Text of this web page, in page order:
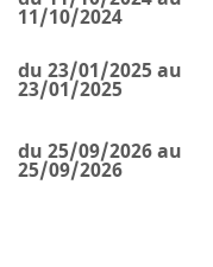
11/10/2024
du 23/01/2025 au
23/01/2025
du 25/09/2026 au
25/09/2026